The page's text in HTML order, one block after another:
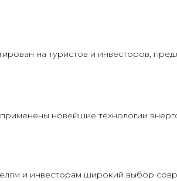
на туристов и инвесторов,
новейшие технологии
и инвесторам широкий выбор